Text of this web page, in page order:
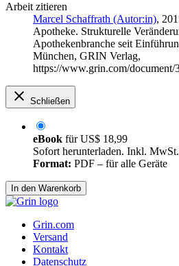
Arbeit zitieren
Marcel Schaffrath (Autor:in),
Apotheke. Strukturelle
Apothekenbranche seit
München, GRIN Verlag,
https://www.grin.com/document/
Schließen
eBook fürUS$ 18,99
Sofort herunterladen. Inkl. MwSt.
Format: PDF – für alle Geräte
In den Warenkorb
Grin.com
Versand
Kontakt
Datenschutz